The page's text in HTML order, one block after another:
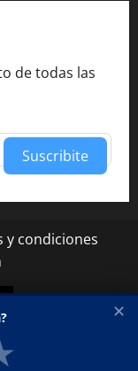
de todas las
Suscribite
y condiciones
✕